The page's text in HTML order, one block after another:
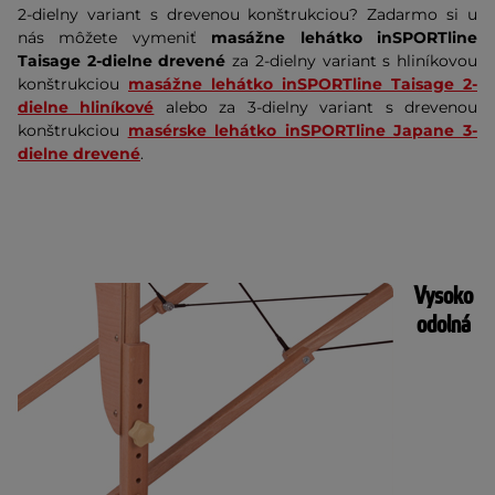
2-dielny variant s drevenou konštrukciou? Zadarmo si u
nás môžete vymeniť masážne lehátko inSPORTline
Taisage 2-dielne drevené za 2-dielny variant s hliníkovou
konštrukciou masážne lehátko inSPORTline Taisage 2-
dielne hliníkové alebo za 3-dielny variant s drevenou
konštrukciou masérske lehátko inSPORTline Japane 3-
dielne drevené.
Vysoko
odolná